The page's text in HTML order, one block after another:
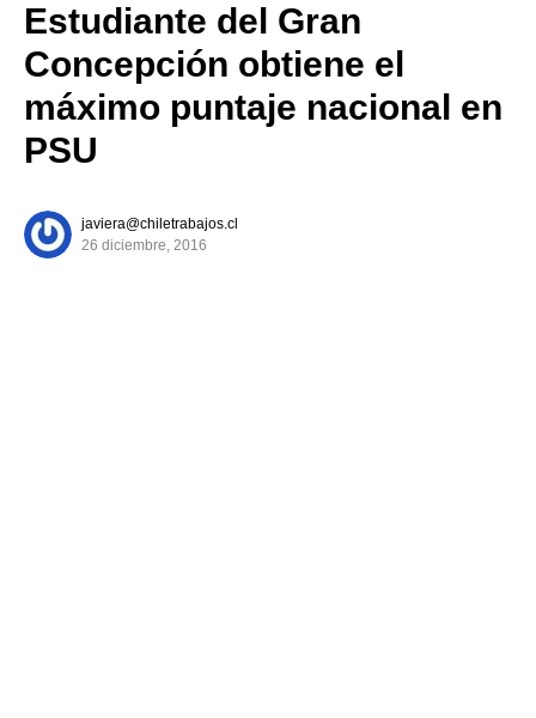
Estudiante del Gran
Concepción obtiene el
máximo puntaje nacional en
PSU
javiera@chiletrabajos.cl
26 diciembre, 2016